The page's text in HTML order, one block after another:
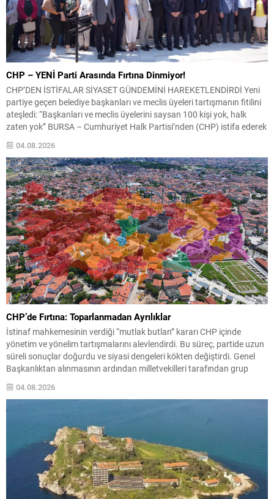
CHP – YENİ Parti Arasında Fırtına Dinmiyor!
CHP’DEN İSTİFALAR SİYASET GÜNDEMİNİ HAREKETLENDİRDİ Yeni
partiye geçen belediye başkanları ve meclis üyeleri tartışmanın fitilini
ateşledi: “Başkanları ve meclis üyelerini saysan 100 kişi yok, halk
zaten yok” BURSA – Cumhuriyet Halk Partisi’nden (CHP) istifa ederek
meclis üyeleri üzerinden başlayan tartışmalar siyaset...
04.08.2026
CHP’de Fırtına: Toparlanmadan Ayrılıklar
İstinaf mahkemesinin verdiği “mutlak butlan” kararı CHP içinde
yönetim ve yönelim tartışmalarını alevlendirdi. Bu süreç, partide uzun
süreli sonuçlar doğurdu ve siyasi dengeleri kökten değiştirdi. Genel
Başkanlıktan alınmasının ardından milletvekilleri tarafından grup
başkanı seçilen Özgür Özel, olağanüstü kurultay taleplerinin
karşılanmaması üzerine partisinden istifa etti ve 90 milletvekiliyle
04.08.2026